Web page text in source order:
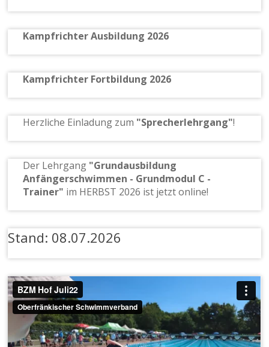
Kampfrichter Ausbildung 2026
Kampfrichter Fortbildung 2026
Herzliche Einladung zum "Sprecherlehrgang"!
Der Lehrgang "Grundausbildung
Anfängerschwimmen - Grundmodul C -
Trainer" im HERBST 2026 ist jetzt online!
Stand: 08.07.2026